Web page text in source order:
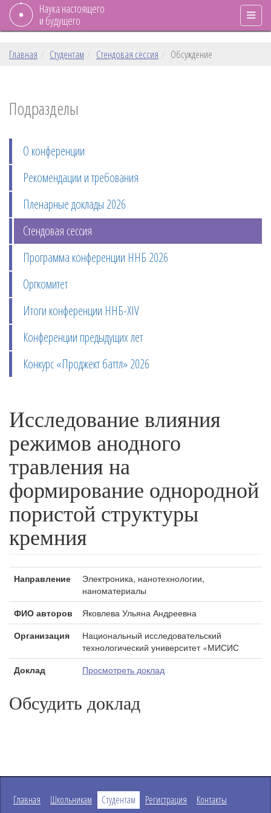
Наука настоящего
и будущего
Главная Студентам Стендовая сессия Обсуждение
Подразделы
О конференции
Рекомендации и требования
Пленарные доклады 2026
Стендовая сессия
Программа конференции ННБ 2026
Оргкомитет
Итоги конференции ННБ-XIV
Конференции предыдущих лет
Конкурс «Проджект баттл» 2026
Исследование влияния
режимов анодного
травления на
формирование однородной
пористой структуры
кремния
Направление
Электроника, нанотехнологии,
наноматериалы
ФИО авторов
Яковлева Ульяна Андреевна
Организация
Национальный исследовательский
технологический университет «МИСИС
Доклад
Просмотреть доклад
Обсудить доклад
Главная Школьникам Студентам Регистрация Контакты